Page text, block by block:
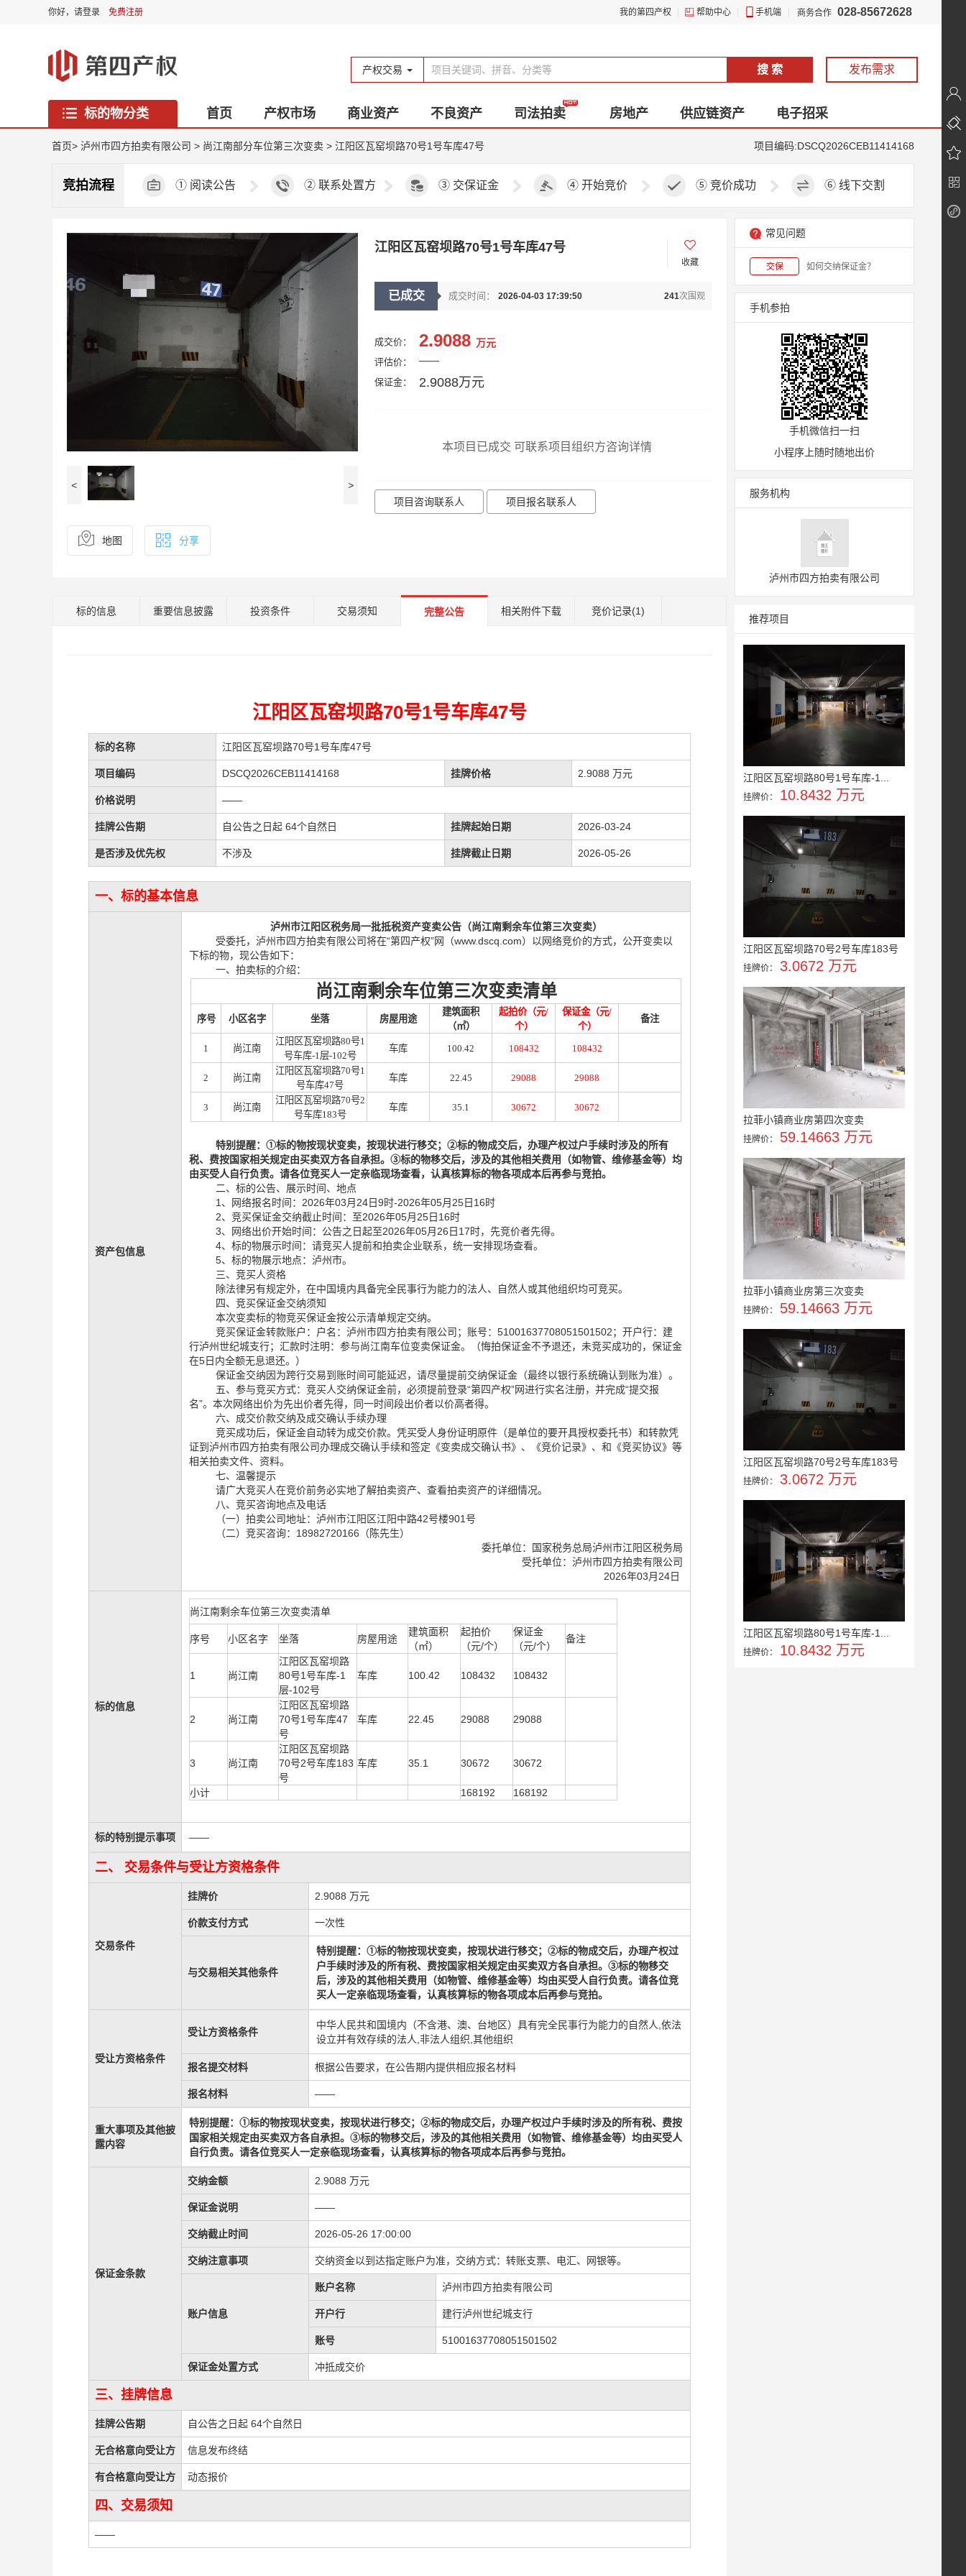
你好， 请登录 免费注册 我的第四产权 帮助中心 手机端 商务合作 028-85672628
产权交易 搜 索 发布需求
标的物分类 首页 产权市场 商业资产 不良资产 司法拍卖 房地产 供应链资产
电子招采
西藏专区
首页> 泸州市四方拍卖有限公司 > 尚江南部分车位第三次变卖 > 江阳区瓦窑坝路70号1号车库47号 项目编码:DSCQ2026CEB11414168
竞拍流程 ① 阅读公告 ② 联系处置方 ③ 交保证金 ④ 开始竞价 ⑤ 竞价成功 ⑥ 线下交割
< >
地图 分享
江阳区瓦窑坝路70号1号车库47号
收藏
已成交 成交时间： 2026-04-03 17:39:50 241次围观
成交价： 2.9088 万元
评估价： ——
保证金： 2.9088万元
本项目已成交 可联系项目组织方咨询详情
项目咨询联系人 项目报名联系人
标的信息 重要信息披露 投资条件 交易须知 完整公告 相关附件下载 竞价记录(1)
江阳区瓦窑坝路70号1号车库47号
标的名称 江阳区瓦窑坝路70号1号车库47号
项目编码 DSCQ2026CEB11414168 挂牌价格 2.9088 万元
价格说明 ——
挂牌公告期 自公告之日起 64个自然日 挂牌起始日期 2026-03-24
是否涉及优先权 不涉及 挂牌截止日期 2026-05-26
一、标的基本信息
资产包信息
泸州市江阳区税务局一批抵税资产变卖公告（尚江南剩余车位第三次变卖）
受委托，泸州市四方拍卖有限公司将在“第四产权”网（www.dscq.com）以网络竞价的方式，公开变卖以
下标的物，现公告如下：
一、拍卖标的介绍：
尚江南剩余车位第三次变卖清单
序号 小区名字 坐落 房屋用途
建筑面积
（㎡）
起拍价（元/
个）
保证金（元/
个）
备注
1 尚江南
江阳区瓦窑坝路80号1
号车库-1层-102号
车库 100.42 108432 108432
2 尚江南
江阳区瓦窑坝路70号1
号车库47号
车库 22.45 29088 29088
3 尚江南
江阳区瓦窑坝路70号2
号车库183号
车库 35.1 30672 30672
特别提醒：①标的物按现状变卖，按现状进行移交；②标的物成交后，办理产权过户手续时涉及的所有
税、费按国家相关规定由买卖双方各自承担。 ③标的物移交后，涉及的其他相关费用（如物管、维修基金等）均
由买受人自行负责。请各位竞买人一定亲临现场查看，认真核算标的物各项成本后再参与竞拍。
二、标的公告、展示时间、地点
1、网络报名时间：2026年03月24日9时-2026年05月25日16时
2、竞买保证金交纳截止时间：至2026年05月25日16时
3、网络出价开始时间：公告之日起至2026年05月26日17时，先竞价者先得。
4、标的物展示时间：请竞买人提前和拍卖企业联系，统一安排现场查看。
5、标的物展示地点：泸州市。
三、竞买人资格
除法律另有规定外，在中国境内具备完全民事行为能力的法人、自然人或其他组织均可竞买。
四、竞买保证金交纳须知
本次变卖标的物竞买保证金按公示清单规定交纳。
竞买保证金转款账户：户名：泸州市四方拍卖有限公司；账号：51001637708051501502；开户行：建
行泸州世纪城支行； 汇款时注明：参与尚江南车位变卖保证金。（悔拍保证金不予退还，未竞买成功的，保证金
在5日内全额无息退还。）
保证金交纳因为跨行交易到账时间可能延迟，请尽量提前交纳保证金（最终以银行系统确认到账为准）。
五、参与竞买方式：竞买人交纳保证金前，必须提前登录“第四产权”网进行实名注册，并完成“提交报
名”。 本次网络出价为先出价者先得，同一时间段出价者以价高者得。
六、成交价款交纳及成交确认手续办理
竞买成功后，保证金自动转为成交价款。凭买受人身份证明原件（是单位的要开具授权委托书）和转款凭
证到泸州市四方拍卖有限公司办理成交确认手续和签定《变卖成交确认书》、《竞价记录》、和《竞买协议》等
相关拍卖文件、资料。
七、温馨提示
请广大竞买人在竞价前务必实地了解拍卖资产、查看拍卖资产的详细情况。
八、竞买咨询地点及电话
（一）拍卖公司地址：泸州市江阳区江阳中路42号楼901号
（二）竞买咨询：18982720166（陈先生）
委托单位：国家税务总局泸州市江阳区税务局
受托单位：泸州市四方拍卖有限公司
2026年03月24日
标的信息
尚江南剩余车位第三次变卖清单
序号 小区名字 坐落 房屋用途
建筑面积
（㎡）
起拍价
（元/个）
保证金
（元/个）
备注
1 尚江南
江阳区瓦窑坝路
80号1号车库-1
层-102号
车库 100.42 108432 108432
2 尚江南
江阳区瓦窑坝路
70号1号车库47
号
车库 22.45 29088 29088
3 尚江南
江阳区瓦窑坝路
70号2号车库183
号
车库 35.1 30672 30672
小计 168192 168192
标的特别提示事项 ——
二、 交易条件与受让方资格条件
交易条件
挂牌价 2.9088 万元
价款支付方式 一次性
与交易相关其他条件
特别提醒： ①标的物按现状变卖，按现状进行移交； ②标的物成交后，办理产权过
户手续时涉及的所有税、费按国家相关规定由买卖双方各自承担。 ③标的物移交
后，涉及的其他相关费用（如物管、维修基金等）均由买受人自行负责。请各位竞
买人一定亲临现场查看，认真核算标的物各项成本后再参与竞拍。
受让方资格条件
受让方资格条件
中华人民共和国境内（不含港、澳、台地区）具有完全民事行为能力的自然人,依法
设立并有效存续的法人,非法人组织,其他组织
报名提交材料 根据公告要求，在公告期内提供相应报名材料
报名材料 ——
重大事项及其他披
露内容
特别提醒： ①标的物按现状变卖，按现状进行移交； ②标的物成交后，办理产权过户手续时涉及的所有税、费按
国家相关规定由买卖双方各自承担。 ③标的物移交后，涉及的其他相关费用（如物管、维修基金等）均由买受人
自行负责。请各位竞买人一定亲临现场查看，认真核算标的物各项成本后再参与竞拍。
保证金条款
交纳金额 2.9088 万元
保证金说明 ——
交纳截止时间 2026-05-26 17:00:00
交纳注意事项 交纳资金以到达指定账户为准，交纳方式：转账支票、电汇、网银等。
账户信息
账户名称 泸州市四方拍卖有限公司
开户行 建行泸州世纪城支行
账号 51001637708051501502
保证金处置方式 冲抵成交价
三、挂牌信息
挂牌公告期 自公告之日起 64个自然日
无合格意向受让方 信息发布终结
有合格意向受让方 动态报价
四、交易须知
——
常见问题
交保 如何交纳保证金？
手机参拍
手机微信扫一扫
小程序上随时随地出价
服务机构
泸州市四方拍卖有限公司
推荐项目
江阳区瓦窑坝路80号1号车库-1...
挂牌价： 10.8432 万元
江阳区瓦窑坝路70号2号车库183号
挂牌价： 3.0672 万元
拉菲小镇商业房第四次变卖
挂牌价： 59.14663 万元
拉菲小镇商业房第三次变卖
挂牌价： 59.14663 万元
江阳区瓦窑坝路70号2号车库183号
挂牌价： 3.0672 万元
江阳区瓦窑坝路80号1号车库-1...
挂牌价： 10.8432 万元